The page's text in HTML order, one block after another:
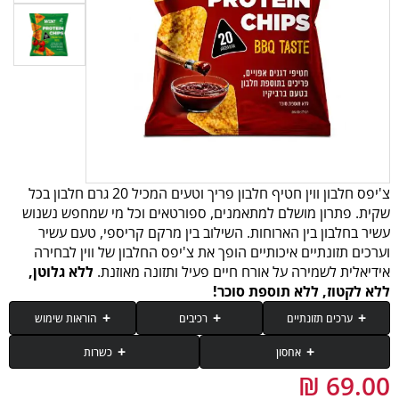
צ'יפס חלבון ווין חטיף חלבון פריך וטעים המכיל 20 גרם חלבון בכל
שקית. פתרון מושלם למתאמנים, ספורטאים וכל מי שמחפש נשנוש
עשיר בחלבון בין הארוחות. השילוב בין מרקם קריספי, טעם עשיר
וערכים תזונתיים איכותיים הופך את צ'יפס החלבון של ווין לבחירה
אידיאלית לשמירה על אורח חיים פעיל ותזונה מאוזנת. ללא גלוטן,
ללא לקטוז, ללא תוספת סוכר!
ערכים תזונתיים רכיבים הוראות שימוש
אחסון כשרות
רכיביש לצרוך חטיף לאחר אימון או כתחליף חטיף במהלך היום, לתמיכה בהתאוששות
יש לשמור במקום קריר ויבש. להימנע מחשיפה לשמש. כדי לשמור על הפריכות, לאחר
כשר פרווה, בישול ישראל בהשגחת בד׳׳ץ בית יוסף ובאישור הרבנות הראשית לישראל.